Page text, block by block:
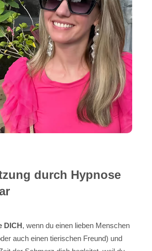
durch Hypnose
DICH, wenn du einen lieben Menschen
auch einen tierischen Freund) und